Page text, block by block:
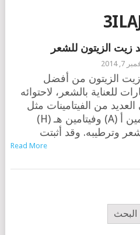
زيت الزيتون للشعر
7, 2014
زيت الزيتون من أفضل
للعناية بالشعر، لاحتوائه
من الفيتامينات مثل
فيتامين أ (A) وفيتامين هـ (H)
وترطيبه. وقد أثبتت
Read More
البحث